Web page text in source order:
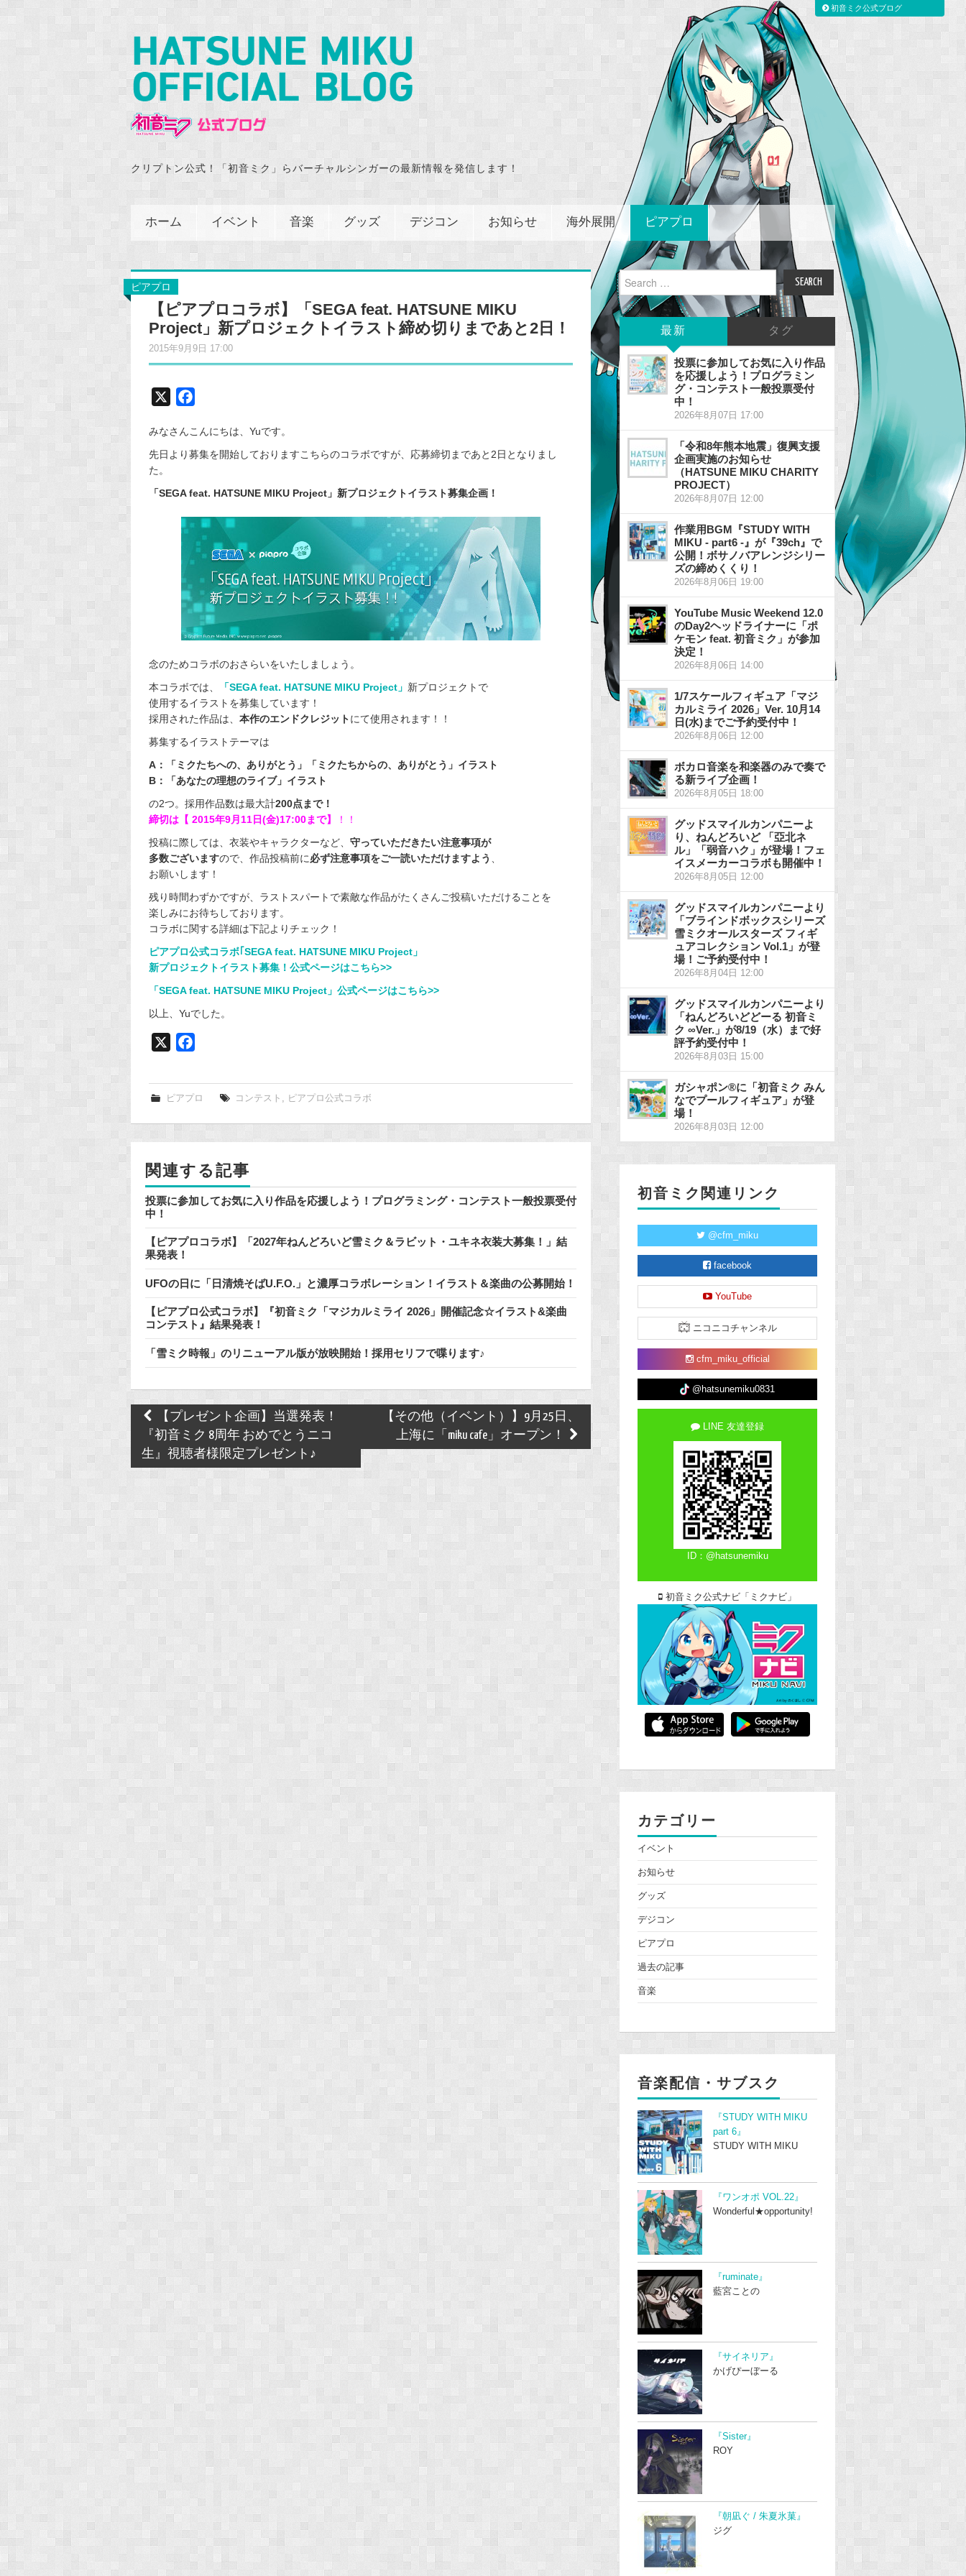
クリプトン公式！「初音ミク」らバーチャルシンガーの最新情報を発信します！
ホーム イベント 音楽 グッズ デジコン お知らせ 海外展開 ピアプロ
ピアプロ
【ピアプロコラボ】「SEGA feat. HATSUNE MIKU
Project」新プロジェクトイラスト締め切りまであと2日！
2015年9月9日 17:00
c
e
o
みなさんこんにちは、Yuです。
先日より募集を開始しておりますこちらのコラボですが、応募締切まであと2日となりまし
た。
「SEGA feat. HATSUNE MIKU Project」新プロジェクトイラスト募集企画！
念のためコラボのおさらいをいたしましょう。
本コラボでは、
「SEGA feat. HATSUNE MIKU Project」 新プロジェクトで
使用するイラストを募集しています！
採用された作品は、 本作のエンドクレジットにて使用されます！！
募集するイラストテーマは
A：「ミクたちへの、ありがとう」「ミクたちからの、ありがとう」イラスト
B：「あなたの理想のライブ」イラスト
の2つ。採用作品数は最大計200点まで！
締切は【 2015年9月11日(金)17:00まで】
！！
投稿に際しては、衣装やキャラクターなど、 守っていただきたい注意事項が
多数ございますので、作品投稿前に必ず注意事項をご一読いただけますよう
お願いします！
残り時間わずかですが、ラストスパートで素敵な作品がたくさんご投稿いただけることを
楽しみにお待ちしております。
コラボに関する詳細は下記よりチェック！
ピアプロ公式コラボ｢SEGA feat. HATSUNE MIKU Project」
新プロジェクトイラスト募集！公式ページはこちら>>
「SEGA feat. HATSUNE MIKU Project」公式ページはこちら>>
以上、Yuでした。
e
k
ピアプロ コンテスト ピアプロ公式コラボ
関連する記事
投票に参加してお気に入り作品を応援しよう！プログラミング・コンテスト一般投票受付
中！
【ピアプロコラボ】「2027年ねんどろいど雪ミク＆ラビット・ユキネ衣装大募集！」結
果発表！
UFOの日に「日清焼そばU.F.O.」と濃厚コラボレーション！イラスト＆楽曲の公募開始！
【ピアプロ公式コラボ】『初音ミク「マジカルミライ 2026」開催記念☆イラスト&楽曲
コンテスト』結果発表！
「雪ミク時報」のリニューアル版が放映開始！採用セリフで喋ります♪
Post
navigation
【プレゼント企画】当選発表！
『初音ミク 8周年 おめでとうニコ
生』視聴者様限定プレゼント♪
【その他（イベント）】9月25日、
上海に「miku cafe」オープン！
Search
for:
最新 タグ
投票に参加してお気に入り作品
を応援しよう！プログラミン
グ・コンテスト一般投票受付
中！
2026年8月07日 17:00
「令和8年熊本地震」復興支援
企画実施のお知らせ
（HATSUNE MIKU CHARITY
PROJECT）
2026年8月07日 12:00
作業用BGM『STUDY WITH
MIKU - part6 -』が『39ch』で
公開！ボサノバアレンジシリー
ズの締めくくり！
2026年8月06日 19:00
YouTube Music Weekend 12.0
のDay2ヘッドライナーに「ポ
ケモン feat. 初音ミク」が参加
決定！
2026年8月06日 14:00
1/7スケールフィギュア「マジ
カルミライ 2026」Ver. 10月14
日(水)までご予約受付中！
2026年8月06日 12:00
ボカロ音楽を和楽器のみで奏で
る新ライブ企画！
2026年8月05日 18:00
グッドスマイルカンパニーよ
り、ねんどろいど 「亞北ネ
ル」「弱音ハク」が登場！フェ
イスメーカーコラボも開催中！
2026年8月05日 12:00
グッドスマイルカンパニーより
「ブラインドボックスシリーズ
雪ミクオールスターズ フィギ
ュアコレクション Vol.1」が登
場！ご予約受付中！
2026年8月04日 12:00
グッドスマイルカンパニーより
「ねんどろいどどーる 初音ミ
ク ∞Ver.」が8/19（水）まで好
評予約受付中！
2026年8月03日 15:00
ガシャポン®に「初音ミク みん
なでプールフィギュア」が登
場！
2026年8月03日 12:00
初音ミク関連リンク
@cfm_miku
facebook
YouTube
ニコニコチャンネル
cfm_miku_official
@hatsunemiku0831
LINE 友達登録
ID：@hatsunemiku
初音ミク公式ナビ「ミクナビ」
カテゴリー
イベント
お知らせ
グッズ
デジコン
ピアプロ
過去の記事
音楽
音楽配信・サブスク
『STUDY WITH MIKU
part 6』
STUDY WITH MIKU
『ワンオポ VOL.22』
Wonderful★opportunity!
『ruminate』
藍宮ことの
『サイネリア』
かげぴーぼーる
『Sister』
ROY
『朝凪ぐ / 朱夏氷菓』
ジグ
初音ミク公式ブログ